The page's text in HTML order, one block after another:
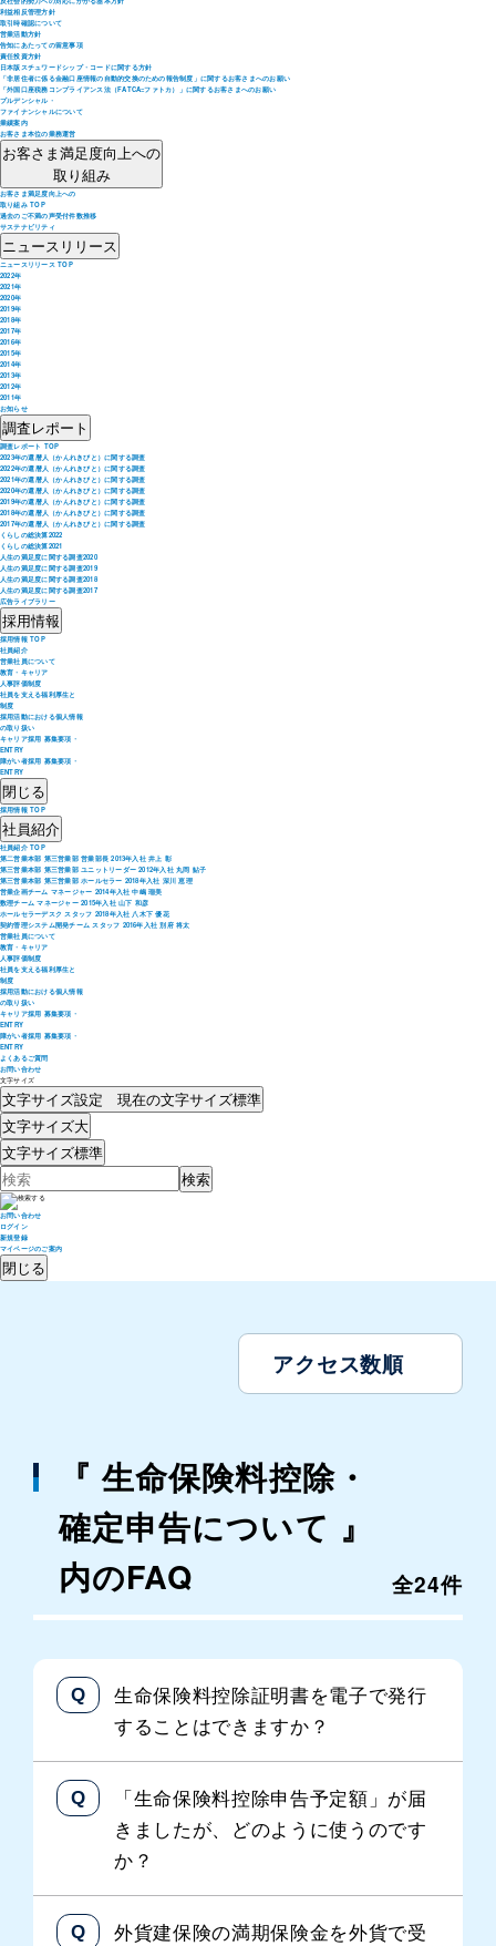
利益相反管理方針
取引時確認について
営業活動方針
告知にあたっての留意事項
責任投資方針
日本版スチュワードシップ・コードに関する方針
「非居住者に係る金融口座情報の自動的交換のための報告制度」に関するお客さまへのお願い
「外国口座税務コンプライアンス法（FATCA=ファトカ）」に関するお客さまへのお願い
プルデンシャル・
ファイナンシャルについて
業績案内
お客さま本位の業務運営
お客さま満足度向上への
取り組み
お客さま満足度向上への
取り組み TOP
過去のご不満の声受付件数推移
サステナビリティ
ニュースリリース
ニュースリリース TOP
2022年
2021年
2020年
2019年
2018年
2017年
2016年
2015年
2014年
2013年
2012年
2011年
お知らせ
調査レポート
調査レポート TOP
2023年の還暦人（かんれきびと）に関する調査
2022年の還暦人（かんれきびと）に関する調査
2021年の還暦人（かんれきびと）に関する調査
2020年の還暦人（かんれきびと）に関する調査
2019年の還暦人（かんれきびと）に関する調査
2018年の還暦人（かんれきびと）に関する調査
2017年の還暦人（かんれきびと）に関する調査
くらしの総決算2022
くらしの総決算2021
人生の満足度に関する調査2020
人生の満足度に関する調査2019
人生の満足度に関する調査2018
人生の満足度に関する調査2017
広告ライブラリー
採用情報
採用情報 TOP
社員紹介
営業社員について
教育・キャリア
人事評価制度
社員を支える福利厚生と
制度
採用活動における個人情報
の取り扱い
キャリア採用 募集要項・
ENTRY
障がい者採用 募集要項・
ENTRY
閉じる
採用情報 TOP
社員紹介
社員紹介 TOP
第二営業本部 第三営業部 営業部長 2013年入社 井上 彰
第三営業本部 第三営業部 ユニットリーダー 2012年入社 丸岡 鮎子
第三営業本部 第三営業部 ホールセラー 2018年入社 深川 恵理
営業企画チーム マネージャー 2014年入社 中嶋 瑠美
数理チーム マネージャー 2015年入社 山下 和彦
ホールセラーデスク スタッフ 2018年入社 八木下 優花
契約管理システム開発チーム スタッフ 2016年入社 別府 将太
営業社員について
教育・キャリア
人事評価制度
社員を支える福利厚生と
制度
採用活動における個人情報
の取り扱い
キャリア採用 募集要項・
ENTRY
障がい者採用 募集要項・
ENTRY
よくあるご質問
お問い合わせ
文字サイズ
文字サイズ設定 現在の文字サイズ標準
文字サイズ大
文字サイズ標準
お問い合わせ
ログイン
新規登録
マイページのご案内
閉じる
アクセス数順
『 生命保険料控除・
確定申告について 』
内のFAQ
全24件
生命保険料控除証明書を電子で発行
することはできますか？
「生命保険料控除申告予定額」が届
きましたが、どのように使うのです
か？
外貨建保険の満期保険金を外貨で受